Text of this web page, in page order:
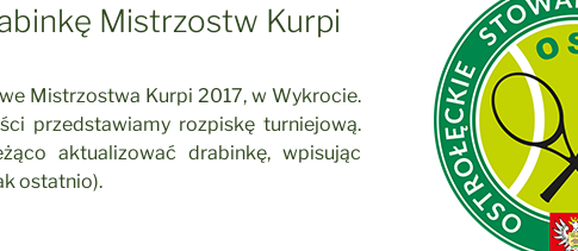
Mistrzostw Kurpi
Mistrzostwa Kurpi 2017, w Wykrocie.
przedstawiamy rozpiskę turniejową.
aktualizować drabinkę, wpisując
ostatnio).